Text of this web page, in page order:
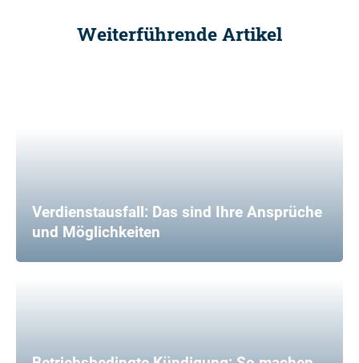
Weiterführende Artikel
Verdienstausfall: Das sind Ihre Ansprüche
und Möglichkeiten